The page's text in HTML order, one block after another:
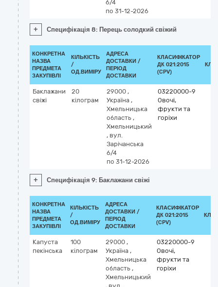
6/4
по 31-12-2026
+ Специфікація 8: Перець солодкий свіжий
КОНКРЕТНА
НАЗВА
ПРЕДМЕТА
ЗАКУПІВЛІ
КІЛЬКІСТЬ
/
ОД.ВИМІРУ
АДРЕСА
ДОСТАВКИ /
ПЕРІОД
ДОСТАВКИ
КЛАСИФІКАТОР
ДК 021:2015
(CPV)
Баклажани
свіжі
20
кілограм
29000 ,
Україна ,
Хмельницька
область ,
Хмельницький
, вул.
Зарічанська
6/4
по 31-12-2026
03220000-9
Овочі,
фрукти та
горіхи
+ Специфікація 9: Баклажани свіжі
КОНКРЕТНА
НАЗВА
ПРЕДМЕТА
ЗАКУПІВЛІ
КІЛЬКІСТЬ
/
ОД.ВИМІРУ
АДРЕСА
ДОСТАВКИ /
ПЕРІОД
ДОСТАВКИ
КЛАСИФІКАТОР
ДК 021:2015
(CPV)
Капуста
пекінська
100
кілограм
29000 ,
Україна ,
Хмельницька
область ,
Хмельницький
03220000-9
Овочі,
фрукти та
горіхи